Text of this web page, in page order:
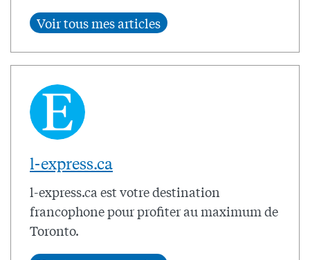
l-express.ca
l-express.ca est votre destination
francophone pour profiter au maximum de
Toronto.